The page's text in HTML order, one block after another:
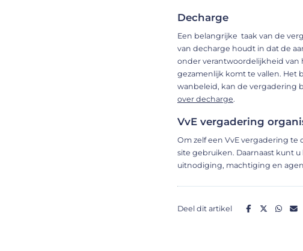
Decharge
Een belangrijke taak van de
van decharge houdt in dat de
onder verantwoordelijkheid van
gezamenlijk komt te vallen. Het
wanbeleid, kan de vergadering
over decharge.
VvE vergadering
Om zelf een VvE vergadering te
site gebruiken. Daarnaast kunt
uitnodiging, machtiging en
Deel dit artikel